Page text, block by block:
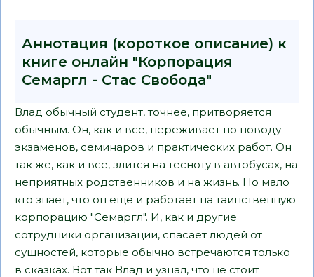
Аннотация (короткое описание) к
книге онлайн "Корпорация
Семаргл - Стас Свобода"
Влад обычный студент, точнее, притворяется
обычным. Он, как и все, переживает по поводу
экзаменов, семинаров и практических работ. Он
так же, как и все, злится на тесноту в автобусах, на
неприятных родственников и на жизнь. Но мало
кто знает, что он еще и работает на таинственную
корпорацию "Семаргл". И, как и другие
сотрудники организации, спасает людей от
сущностей, которые обычно встречаются только
в сказках. Вот так Влад и узнал, что не стоит